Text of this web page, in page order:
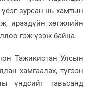
зурсан нь хамтын
ирээдүйн хөгжлийн
гэж үзэж байна.
Тажикистан Улсын
хамгаалах, түгээн
үндсийг тавьсанд